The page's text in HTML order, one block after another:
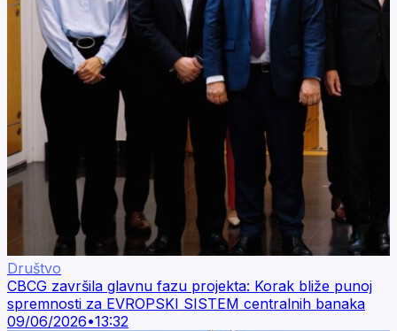
Društvo
CBCG završila glavnu fazu projekta: Korak bliže punoj
spremnosti za EVROPSKI SISTEM centralnih banaka
09/06/2026•13:32